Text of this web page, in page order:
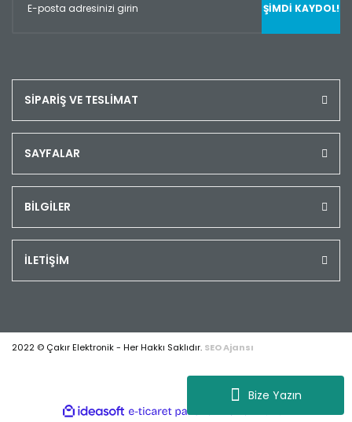
Bize Yazın
ŞİMDİ KAYDOL!
SİPARİŞ VE TESLİMAT
SAYFALAR
BİLGİLER
İLETİŞİM
2022 © Çakır Elektronik - Her Hakkı Saklıdır. SEO Ajansı
ideasoft